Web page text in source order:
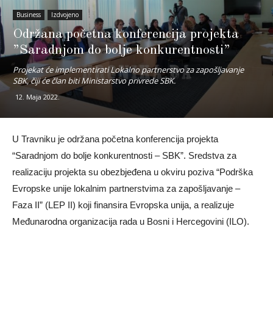
Business Izdvojeno
Održana početna konferencija projekta
”Saradnjom do bolje konkurentnosti”
Projekat će implementirati Lokalno partnerstvo za zapošljavanje
SBK, čiji će član biti Ministarstvo privrede SBK.
12. Maja 2022.
U Travniku je održana početna konferencija projekta
“Saradnjom do bolje konkurentnosti – SBK”. Sredstva za
realizaciju projekta su obezbjeđena u okviru poziva “Podrška
Evropske unije lokalnim partnerstvima za zapošljavanje –
Faza II” (LEP II) koji finansira Evropska unija, a realizuje
Međunarodna organizacija rada u Bosni i Hercegovini (ILO).